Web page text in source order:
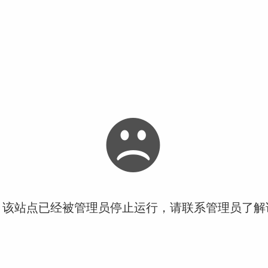
站点已经被管理员停止运行，请联系管理员了